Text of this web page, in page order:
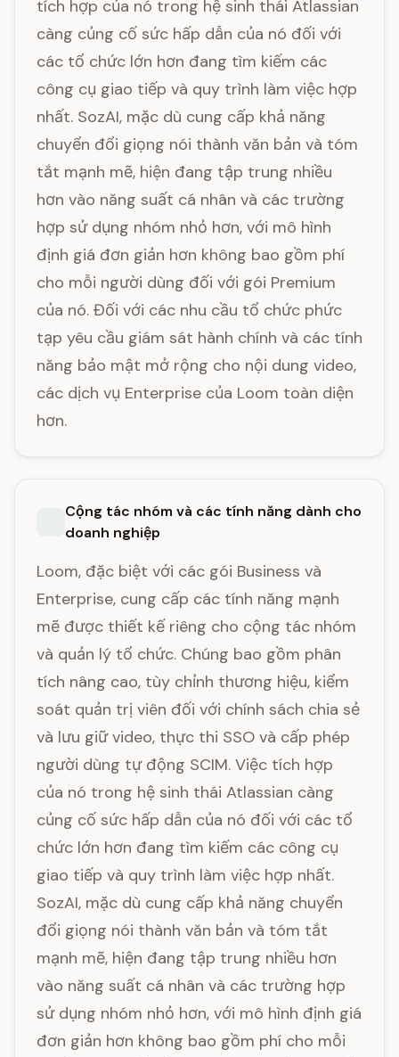
tích hợp của nó trong hệ sinh thái Atlassian
càng củng cố sức hấp dẫn của nó đối với
các tổ chức lớn hơn đang tìm kiếm các
công cụ giao tiếp và quy trình làm việc hợp
nhất. SozAI, mặc dù cung cấp khả năng
chuyển đổi giọng nói thành văn bản và tóm
tắt mạnh mẽ, hiện đang tập trung nhiều
hơn vào năng suất cá nhân và các trường
hợp sử dụng nhóm nhỏ hơn, với mô hình
định giá đơn giản hơn không bao gồm phí
cho mỗi người dùng đối với gói Premium
của nó. Đối với các nhu cầu tổ chức phức
tạp yêu cầu giám sát hành chính và các tính
năng bảo mật mở rộng cho nội dung video,
các dịch vụ Enterprise của Loom toàn diện
hơn.
Cộng tác nhóm và các tính năng dành cho
doanh nghiệp
Loom, đặc biệt với các gói Business và
Enterprise, cung cấp các tính năng mạnh
mẽ được thiết kế riêng cho cộng tác nhóm
và quản lý tổ chức. Chúng bao gồm phân
tích nâng cao, tùy chỉnh thương hiệu, kiểm
soát quản trị viên đối với chính sách chia sẻ
và lưu giữ video, thực thi SSO và cấp phép
người dùng tự động SCIM. Việc tích hợp
của nó trong hệ sinh thái Atlassian càng
củng cố sức hấp dẫn của nó đối với các tổ
chức lớn hơn đang tìm kiếm các công cụ
giao tiếp và quy trình làm việc hợp nhất.
SozAI, mặc dù cung cấp khả năng chuyển
đổi giọng nói thành văn bản và tóm tắt
mạnh mẽ, hiện đang tập trung nhiều hơn
vào năng suất cá nhân và các trường hợp
sử dụng nhóm nhỏ hơn, với mô hình định giá
đơn giản hơn không bao gồm phí cho mỗi